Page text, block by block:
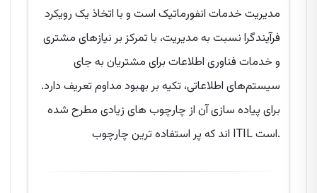
مدیریت خدمات انفورماتیک است و با اتخاذ یک رویکرد
فرآیندگرا نسبت به مدیریت، با تمرکز بر نیازهای مشتری
و خدمات فناوری اطلاعات برای مشتریان به جای
سیستم‌های اطلاعاتی، تکیه بر بهبود مداوم تعریف دارد.
برای پیاده سازی آن از چارچوب های زیادی مطرح شده
اند که پر استفاده ترین چارچوب ITIL است.